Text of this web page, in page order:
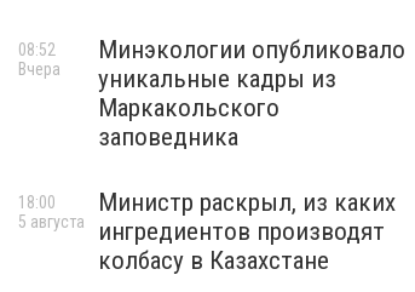
Минэкологии опубликовало
уникальные кадры из
Маркакольского
заповедника
08:52
Вчера
Министр раскрыл, из каких
ингредиентов производят
колбасу в Казахстане
18:00
5 августа